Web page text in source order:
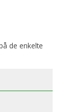
de enkelte